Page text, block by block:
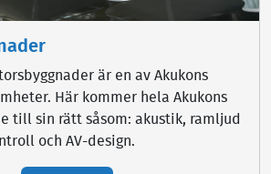
är en av Akukons
Här kommer hela Akukons
till sin rätt såsom: akustik, ramljud
och AV-design.